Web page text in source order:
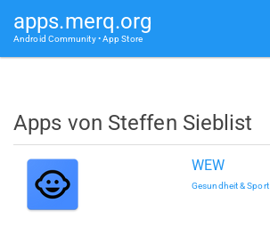
apps.merq.org
Android Community • App Store
Apps von Steffen Sieblist
WEW
Gesundheit & Sport